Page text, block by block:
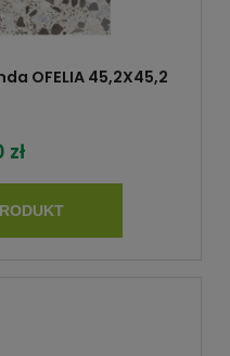
OFELIA 45,2X45,2
zł